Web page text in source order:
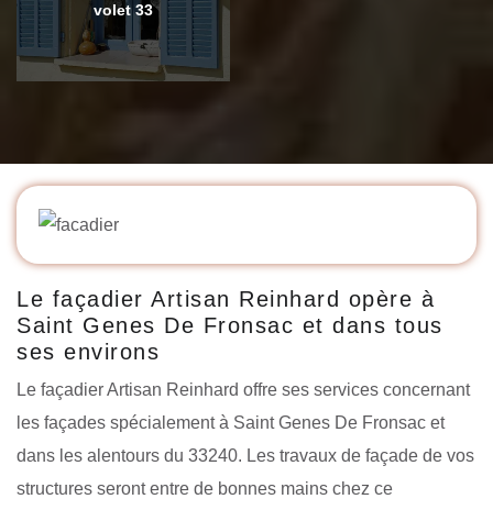
volet 33
Le façadier Artisan Reinhard opère à
Saint Genes De Fronsac et dans tous
ses environs
Le façadier Artisan Reinhard offre ses services concernant
les façades spécialement à Saint Genes De Fronsac et
dans les alentours du 33240. Les travaux de façade de vos
structures seront entre de bonnes mains chez ce